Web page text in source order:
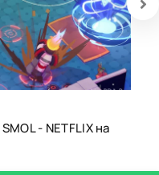
- NETFLIX на